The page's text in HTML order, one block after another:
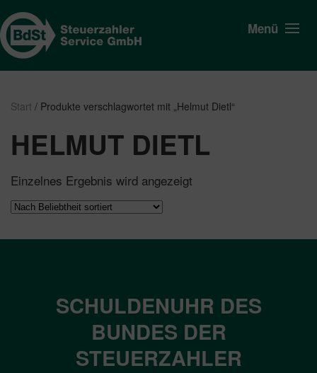
Menü
Start / Produkte verschlagwortet mit „Helmut Dietl“
HELMUT DIETL
Einzelnes Ergebnis wird angezeigt
SCHULDENUHR DES
BUNDES DER
STEUERZAHLER